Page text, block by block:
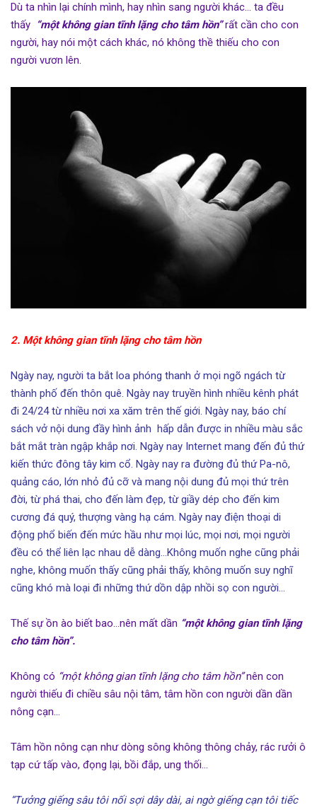
Dù ta nhìn lại chính mình, hay nhìn sang người khác… ta đều
thấy
“một không gian tĩnh lặng cho tâm hồn”rất cần cho con
người, hay nói một cách khác, nó không thề thiếu cho con
người vươn lên.
2. Một không gian tĩnh lặng cho tâm hồn
Ngày nay, người ta bắt loa phóng thanh ở mọi ngõ ngách từ
thành phố đến thôn quê. Ngày nay truyền hình nhiều kênh phát
đi 24/24 từ nhiều nơi xa xăm trên thế giới. Ngày nay, báo chí
sách vở nội dung đầy hình ảnh hấp dẫn được in nhiều màu sắc
bắt mắt tràn ngập khắp nơi. Ngày nay Internet mang đến đủ thứ
kiến thức đông tây kim cổ. Ngày nay ra đường đủ thứ Pa-nô,
quảng cáo, lớn nhỏ đủ cỡ và mang nội dung đủ mọi thứ trên
đời, từ phá thai, cho đến làm đẹp, từ giầy dép cho đến kim
cương đá quý, thượng vàng hạ cám. Ngày nay điện thoại di
động phổ biến đến mức hầu như mọi lúc, mọi nơi, mọi người
đều có thể liên lạc nhau dễ dàng…Không muốn nghe cũng phải
nghe, không muốn thấy cũng phải thấy, không muốn suy nghĩ
cũng khó mà loại đi những thứ dồn dập nhồi sọ con người…
Thế sự ồn ào biết bao…nên mất dần “một không gian tĩnh lặng
cho tâm hồn”.
Không có “một không gian tĩnh lặng cho tâm hồn”nên con
người thiếu đi chiều sâu nội tâm, tâm hồn con người dần dần
nông cạn…
Tâm hồn nông cạn như dòng sông không thông chảy, rác rưởi ô
tạp cứ tấp vào, đọng lại, bồi đắp, ung thối…
“Tưởng giếng sâu tôi nối sợi dây dài, ai ngờ giếng cạn tôi tiếc